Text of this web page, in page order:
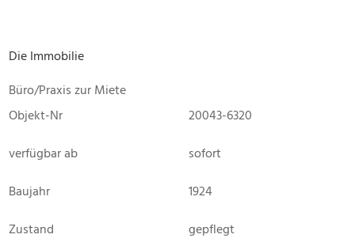
Die Immobilie
Büro/Praxis zur Miete
Objekt-Nr
20043-6320
verfügbar ab
sofort
Baujahr
1924
Zustand
gepflegt